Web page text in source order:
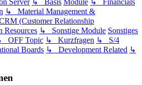
↳ Material Management &
(Customer Relationship
↳ Sonstige Module Sonstiges
OFF Topic ↳ Kurzfragen ↳ S/4
Boards ↳ Development Related ↳